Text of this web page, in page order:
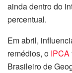
ainda dentro do
percentual.
Em abril,
remédios, o IPCA
Brasileiro de